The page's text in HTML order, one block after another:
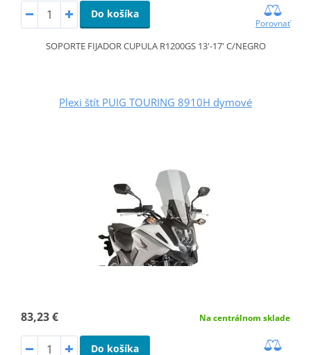
Do košíka
Porovnať
SOPORTE FIJADOR CUPULA R1200GS 13'-17' C/NEGRO
Plexi štít PUIG TOURING 8910H dymové
83,23 € Na centrálnom sklade
Do košíka